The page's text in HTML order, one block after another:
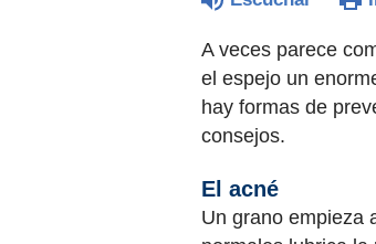
A veces parece
el espejo un
hay formas de
consejos.
El acné
Un grano empieza